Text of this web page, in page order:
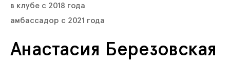
в клубе с 2018 года
амбассадор с 2021 года
Анастасия Березовская